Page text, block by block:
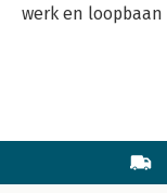
werk en loopbaan